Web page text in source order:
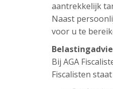
aantrekkelijk
Naast
voor u te
Bij AGA
Fiscalisten